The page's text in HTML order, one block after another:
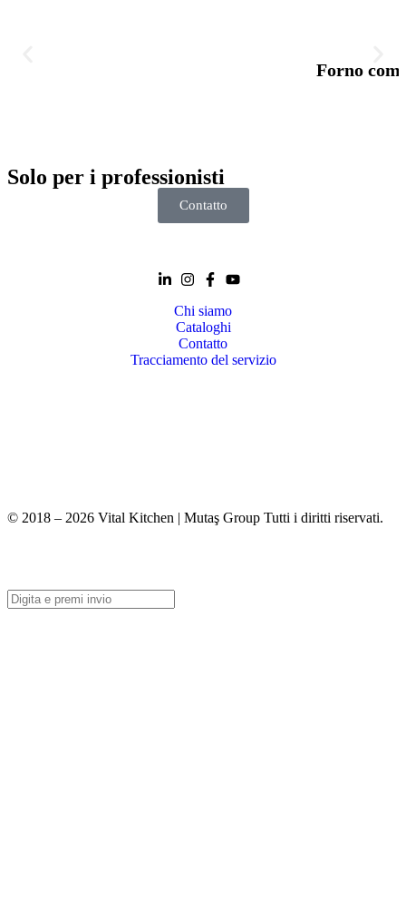
Forno
Solo per i professionisti
Contatto
Chi siamo
Cataloghi
Contatto
Tracciamento del servizio
© 2018 – 2026 Vital Kitchen | Mutaş Group Tutti i diritti riservati.